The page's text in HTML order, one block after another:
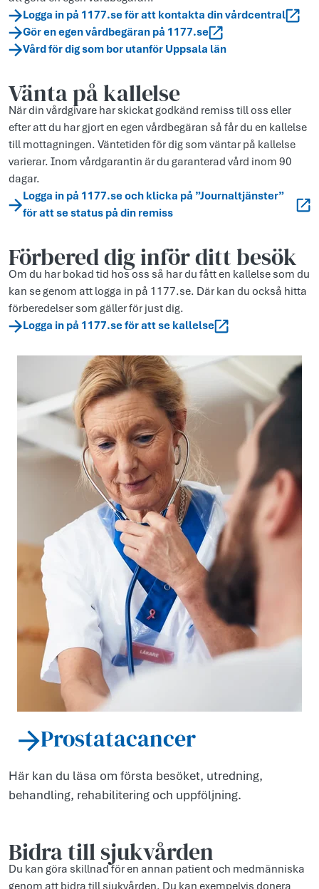
Logga in på 1177.se för att kontakta din vårdcentral
Gör en egen vårdbegäran på 1177.se
Vård för dig som bor utanför Uppsala län
Vänta på kallelse
När din vårdgivare har skickat godkänd remiss till oss eller
efter att du har gjort en egen vårdbegäran så får du en kallelse
till mottagningen. Väntetiden för dig som väntar på kallelse
varierar. Inom vårdgarantin är du garanterad vård inom 90
dagar.
Logga in på 1177.se och klicka på ”Journaltjänster”
för att se status på din remiss
Förbered dig inför ditt besök
Om du har bokad tid hos oss så har du fått en kallelse som du
kan se genom att logga in på 1177.se. Där kan du också hitta
förberedelser som gäller för just dig.
Logga in på 1177.se för att se kallelse
Prostatacancer
Här kan du läsa om första besöket, utredning,
behandling, rehabilitering och uppföljning.
Bidra till sjukvården
Du kan göra skillnad för en annan patient och medmänniska